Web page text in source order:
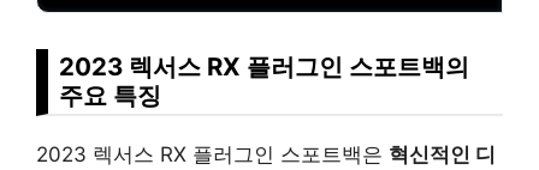
2023 렉서스 RX 플러그인 스포트백의
주요 특징
2023 렉서스 RX 플러그인 스포트백은 혁신적인 디